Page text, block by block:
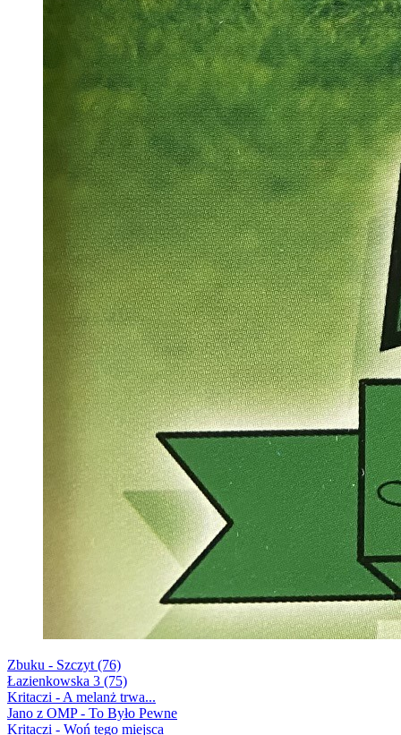
Zbuku - Szczyt (76)
Łazienkowska 3 (75)
Kritaczi - A melanż trwa...
Jano z OMP - To Było Pewne
Kritaczi - Woń tego miejsca